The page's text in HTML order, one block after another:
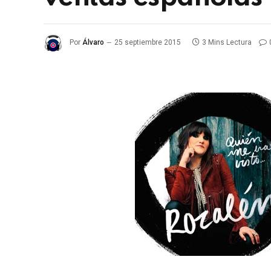
Por Álvaro 25 septiembre 2015 3 Mins Lectura